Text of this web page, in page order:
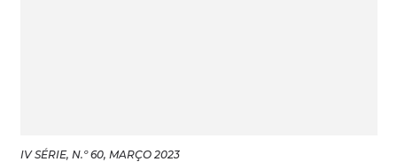
IV SÉRIE, N.º 60, MARÇO 2023